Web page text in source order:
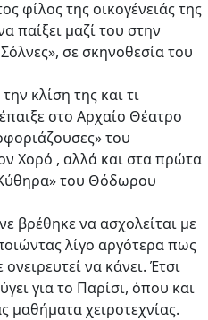
φίλος της οικογένειάς της
παίξει μαζί του στην
σε σκηνοθεσία του
κλίση της και τι
στο Αρχαίο Θέατρο
του
Χορό , αλλά και στα πρώτα
του Θόδωρου
βρέθηκε να ασχολείται με
λίγο αργότερα πως
να κάνει. Έτσι
για το Παρίσι, όπου και
μαθήματα χειροτεχνίας.